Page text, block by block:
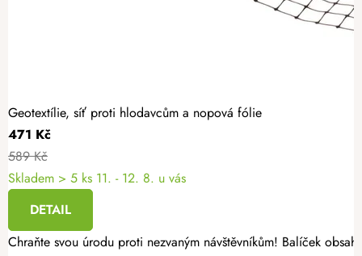
Geotextílie, síť proti hlodavcům a nopová fólie
471 Kč
589 Kč
Skladem > 5 ks 11. - 12. 8. u vás
DETAIL
Chraňte svou úrodu proti nezvaným návštěvníkům! Balíček